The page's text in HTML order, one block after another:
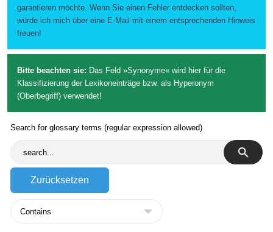
garantieren möchte. Wenn Sie einen Fehler entdecken sollten,
würde ich mich über eine E-Mail mit einem entsprechenden Hinweis
freuen!
Bitte beachten sie: Das Feld »Synonyme« wird hier für die
Klassifizierung der Lexikoneinträge bzw. als Hyperonym
(Oberbegriff) verwendet!
Search for glossary terms (regular expression allowed)